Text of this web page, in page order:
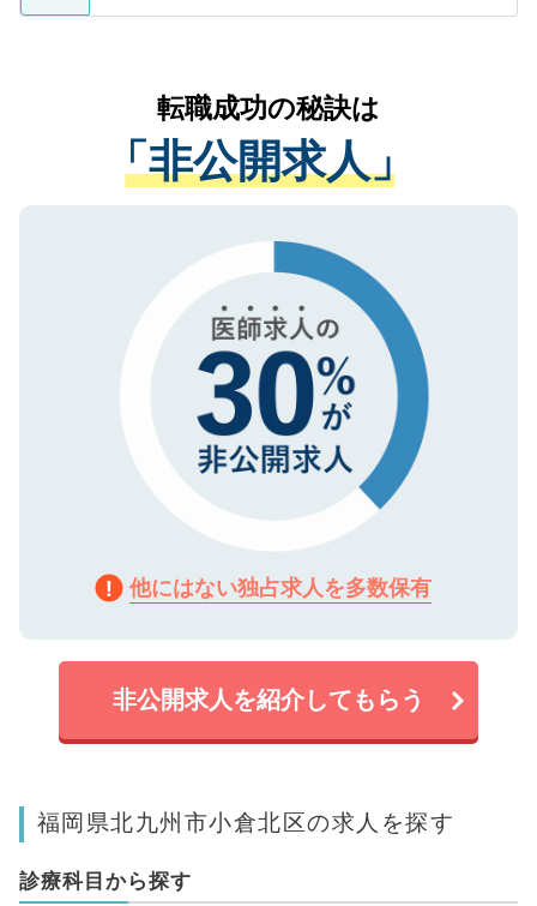
ているすべての個人データはご本人の許可
は、個人情報の取り扱いについての厳密な
管理基準を満たした事業者のみに付与され
る、プライバシーマークを取得済みです。
で、機密保持に関してもご安心ください。
かがいして、現在の医療機関の状況や紹介
経験をまじえながら、適切なアドバイスを
させていただきます。すぐにご転職をされ
ない方には、長期的なサポートが可能です
ので、まずはご登録ください。
転職成功の秘訣は
「非公開求人」
他にはない独占求人を多数保有
非公開求人を紹介してもらう
福岡県北九州市小倉北区の求人を探す
診療科目から探す